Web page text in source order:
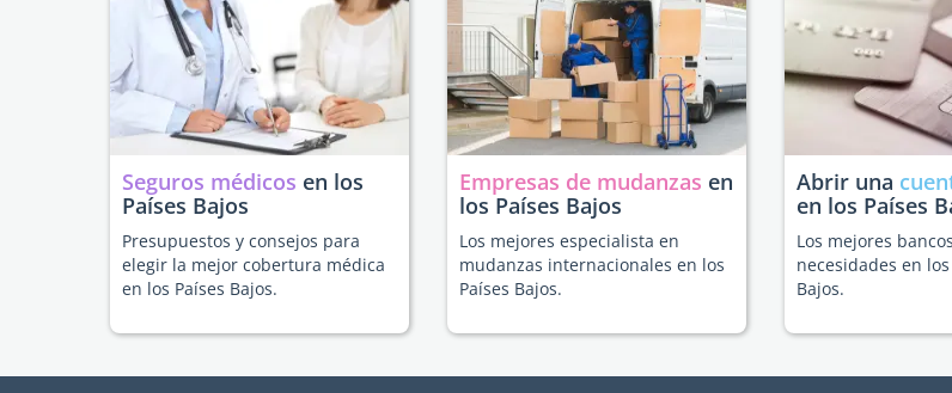
Seguros médicos en los
Países Bajos
Presupuestos y consejos para
elegir la mejor cobertura médica
en los Países Bajos.
Empresas de mudanzas en
los Países Bajos
Los mejores especialista en
mudanzas internacionales en los
Países Bajos.
Abrir una
en los Países
Los mejores
necesidades en los
Bajos.